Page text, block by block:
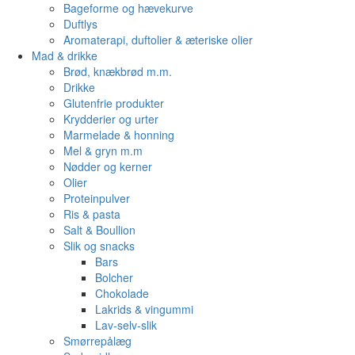
Bageforme og hævekurve
Duftlys
Aromaterapi, duftolier & æteriske olier
Mad & drikke
Brød, knækbrød m.m.
Drikke
Glutenfrie produkter
Krydderier og urter
Marmelade & honning
Mel & gryn m.m
Nødder og kerner
Olier
Proteinpulver
Ris & pasta
Salt & Boullion
Slik og snacks
Bars
Bolcher
Chokolade
Lakrids & vingummi
Lav-selv-slik
Smørrepålæg